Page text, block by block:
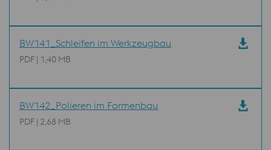
BW141_Schleifen im Werkzeugbau
PDF | 1,40 MB
BW142_Polieren im Formenbau
PDF | 2,68 MB